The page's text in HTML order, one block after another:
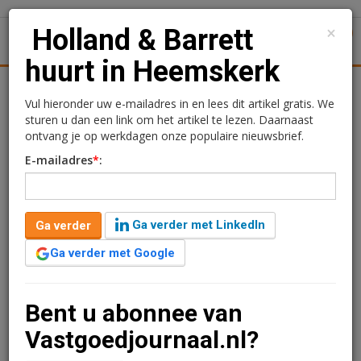
Holland & Barrett huurt in
Heemskerk
redactie 20 mei 2025 om 13:50 1 minuut leestijd
De Van Herk Groep heeft een huurovereenkomst
gesloten met Holland & Barrett voor de winkelruimte
Verder lezen?
×
Holland & Barrett
huurt in Heemskerk
Vul hieronder uw e-mailadres in en lees dit artikel gratis. We
sturen u dan een link om het artikel te lezen. Daarnaast
ontvang je op werkdagen onze populaire nieuwsbrief.
E-mailadres*:
Ga verder
Ga verder met LinkedIn
Ga verder met Google
Bent u abonnee van
Vastgoedjournaal.nl?